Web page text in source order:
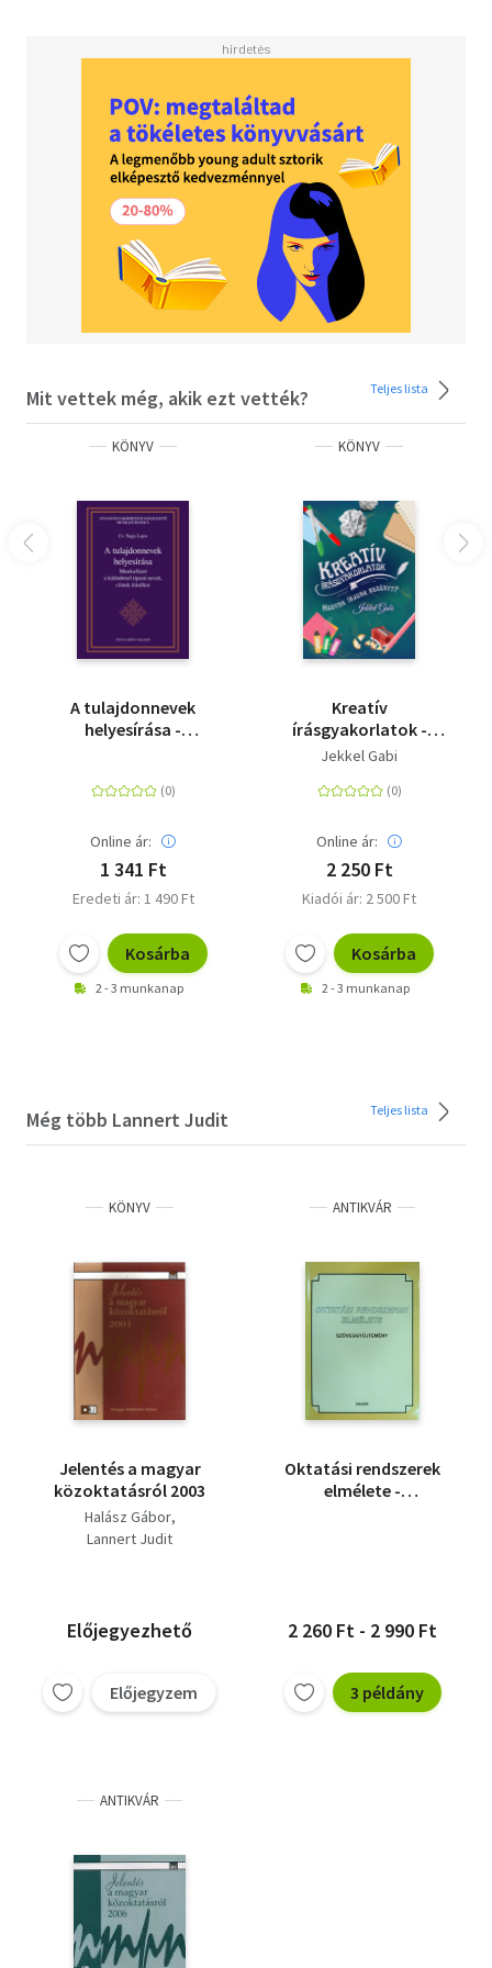
iskolai fejlesztését célozza, a kreativitást a tanítás-
személyiségfejlesztés részeként értelmezi. Ez a komplex
megközelítés a magyar iskolák munkájában, vagy akár a
magyar pedagógiai gondolkodásban mindmáig kevéssé
érvényesült.
Emellett a könyv részletesen bemutatja egy innováció
hatásvizsgálatának teljes folyamatát, ami remek példát
nyújt a tényeken alapuló fejlesztésekhez és a hatásmérés
lehetőségeihez. Az értelmezést és a megértést nagyban
segítik a konkrét és színes iskolai esetek. A tudományos
igényesség és a gyakorlati alkalmazhatóság harmonikus
egyensúlya révén a könyv nemcsak oktatási
mindazok számára, akik hisznek a kreatív oktatásban és a
tanulás megújításában."
Mit vettek még, akik ezt vették? Teljes lista
KÖNYV
A tulajdonnevek
helyesírása -
nevek, címek írásához
Online ár:
1 341 Ft
Eredeti ár: 1 490 Ft
Kosárba
2 - 3 munkanap
KÖNYV
Kreatív
írásgyakorlatok -
Hogyan írjunk
Jekkel Gabi
Online ár:
2 250 Ft
Kiadói ár: 2 500 Ft
Kosárba
2 - 3 munkanap
Még több Lannert Judit Teljes lista
KÖNYV
Jelentés a magyar
közoktatásról 2003
Halász Gábor
Lannert Judit
Előjegyezhető
Előjegyzem
ANTIKVÁR
Oktatási rendszerek
elmélete -
2 260 Ft - 2 990 Ft
3 példány
ANTIKVÁR